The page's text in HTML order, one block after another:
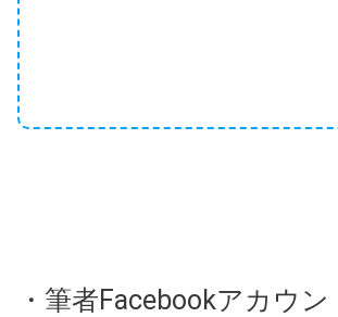
・筆者Facebookアカウン